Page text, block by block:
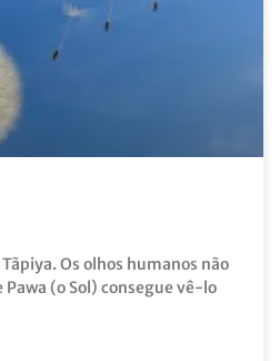
Os olhos humanos não
(o Sol) consegue vê-lo